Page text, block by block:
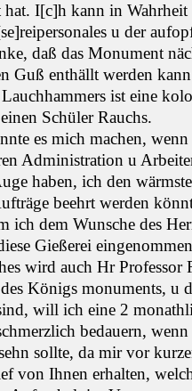
hat. I[c]h kann in
u der
daß das Monument
Guß enthällt werden
ist eine
Schüler Rauchs.
es mich machen,
Administration u
haben, ich den
beehrt werden
ich dem Wunsche des
Gießerei
wird auch Hr Professor
Königs monuments, u
will ich eine 2
bedauern,
sollte, da mir vor
von Ihnen erhalten,